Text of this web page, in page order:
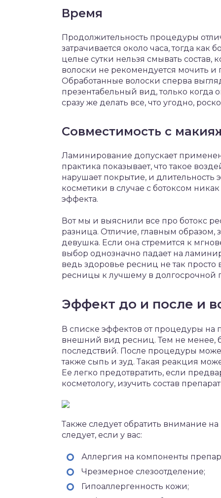
Время
Продолжительность процедуры
затрачивается около часа, тогда как
целые сутки нельзя смывать состав,
волоски не рекомендуется мочить
Обработанные волоски сперва
презентабельный вид, только когда
сразу же делать все, что угодно,
Совместимость с
Ламинирование допускает
практика показывает, что такое
нарушает покрытие, и длительность
косметики в случае с ботоксом
эффекта.
Вот мы и выяснили все про ботокс
разница. Отличие, главным образом,
девушка. Если она стремится к
выбор однозначно падает на
ведь здоровье ресниц не так
ресницы к лучшему в долгосрочной
Эффект до и после и
В списке эффектов от процедуры
внешний вид ресниц. Тем не менее,
последствий. После процедуры
также сыпь и зуд. Такая реакция
Ее легко предотвратить, если
косметологу, изучить состав
Также следует обратить внимание
следует, если у вас:
Аллергия на компоненты
Чрезмерное слезоотделение;
Гипоаллергенность кожи;